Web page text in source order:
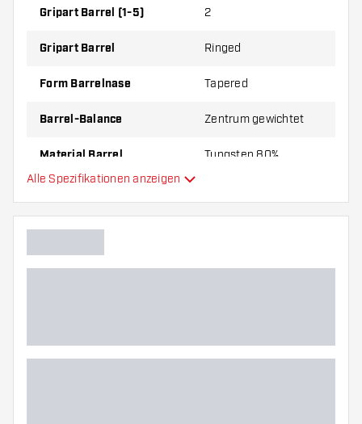
Red Dragon Gerwyn Price Iceman Cool Blue Series 80%
Gripart Barrel (1-5) 2
Gripart Barrel Ringed
Form Barrelnase Tapered
Barrel-Balance Zentrum gewichtet
Material Barrel Tungsten 80%
Dartspieler
Alle Spezifikationen anzeigen